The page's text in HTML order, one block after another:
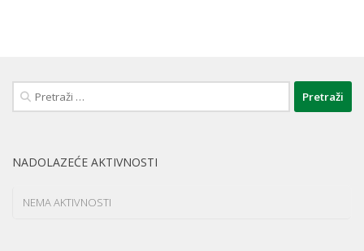
Pretraži:
NADOLAZEĆE AKTIVNOSTI
NEMA AKTIVNOSTI